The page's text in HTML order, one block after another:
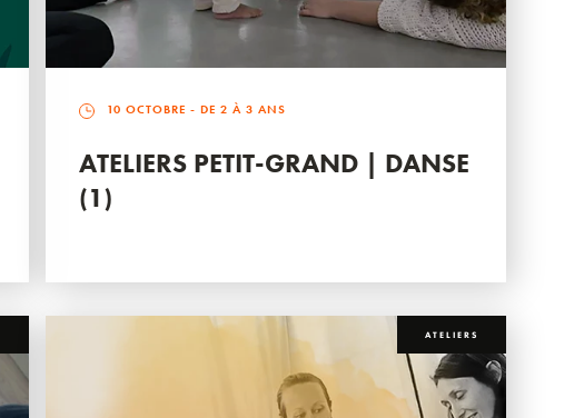
10 OCTOBRE - DE 2 À 3 ANS
ATELIERS PETIT-GRAND | DANSE
(1)
ATELIERS